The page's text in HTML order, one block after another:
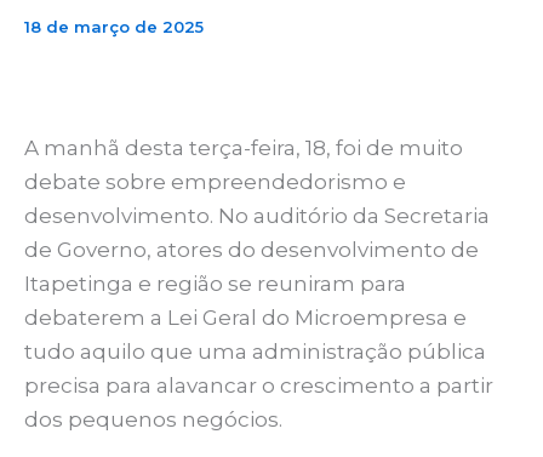
18 de março de 2025
A manhã desta terça-feira, 18, foi de muito
debate sobre empreendedorismo e
desenvolvimento. No auditório da Secretaria
de Governo, atores do desenvolvimento de
Itapetinga e região se reuniram para
debaterem a Lei Geral do Microempresa e
tudo aquilo que uma administração pública
precisa para alavancar o crescimento a partir
dos pequenos negócios.